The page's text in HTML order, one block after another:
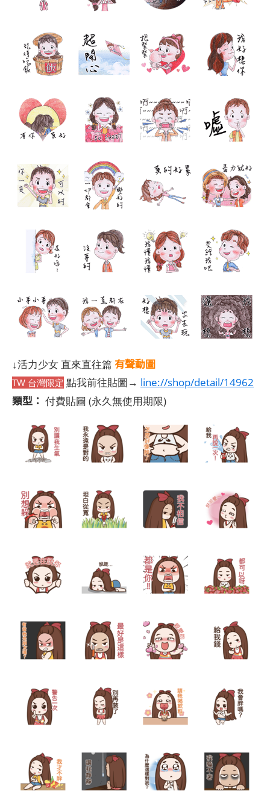
↓活力少女 直來直往篇 有聲動圖
TW 台灣限定 點我前往貼圖→ line://shop/detail/14962
類型： 付費貼圖 (永久無使用期限)